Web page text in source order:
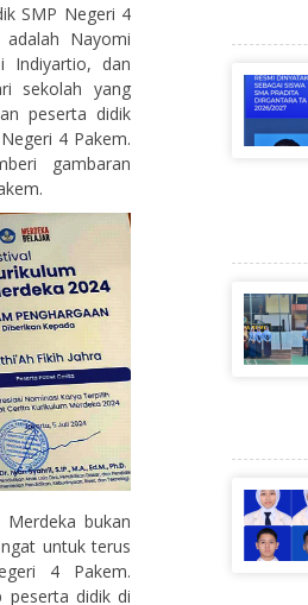
SMP Negeri 4
Nayomi
Indiyartio, dan
sekolah yang
peserta didik
4 Pakem.
gambaran
bukan
untuk terus
4 Pakem.
peserta didik di